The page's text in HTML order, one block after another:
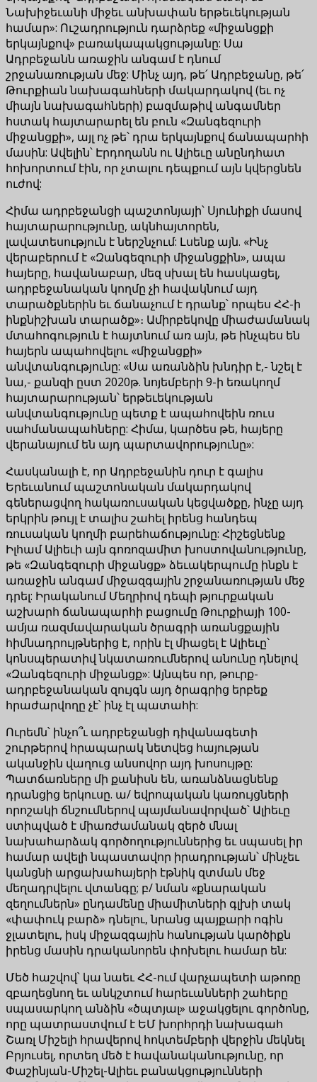
Նախիջեւանի միջեւ անխափան երթեւեկության
համար»: Ուշադրություն դարձրեք «միջանցքի
երկայնքով» բառակապակցությանը: Սա
Ադրբեջանն առաջին անգամ է դնում
շրջանառության մեջ: Մինչ այդ, թե՛ Ադրբեջանը, թե՛
Թուրքիան նախագահների մակարդակով (եւ ոչ
միայն նախագահների) բազմաթիվ անգամներ
հստակ հայտարարել են բուն «Զանգեզուրի
միջանցքի», այլ ոչ թե՝ դրա երկայնքով ճանապարհի
մասին: Ավելին՝ Էրդողանն ու Ալիեւը անընդհատ
հոխորտում էին, որ չտալու դեպքում այն կվերցնեն
ուժով:
Հիմա ադրբեջանցի պաշտոնյայի՝ Սյունիքի մասով
հայտարարությունը, ակնհայտորեն,
լավատեսություն է ներշնչում: Լսենք այն. «Ինչ
վերաբերում է «Զանգեզուրի միջանցքին», ապա
հայերը, հավանաբար, մեզ սխալ են հասկացել,
ադրբեջանական կողմը չի հավակնում այդ
տարածքներին եւ ճանաչում է դրանք՝ որպես ՀՀ-ի
ինքնիշխան տարածք»։ Ամիրբեկովը միաժամանակ
մտահոգություն է հայտնում առ այն, թե ինչպես են
հայերն ապահովելու «միջանցքի»
անվտանգությունը: «Սա առանձին խնդիր է,- նշել է
նա,- քանզի ըստ 2020թ. նոյեմբերի 9-ի եռակողմ
հայտարարության՝ երթեւեկության
անվտանգությունը պետք է ապահովեին ռուս
սահմանապահները: Հիմա, կարծես թե, հայերը
վերանայում են այդ պարտավորությունը»:
Հասկանալի է, որ Ադրբեջանին դուր է գալիս
Երեւանում պաշտոնական մակարդակով
գեներացվող հակառուսական կեցվածքը, ինչը այդ
երկրին թույլ է տալիս շահել իրենց հանդեպ
ռուսական կողմի բարեհաճությունը: Հիշեցնենք
Իլհամ Ալիեւի այն գոռոզամիտ խոստովանությունը,
թե «Զանգեզուրի միջանցք» ձեւակերպումը ինքն է
առաջին անգամ միջազգային շրջանառության մեջ
դրել: Իրականում Մեղրիով դեպի թյուրքական
աշխարհ ճանապարհի բացումը Թուրքիայի 100-
ամյա ռազմավարական ծրագրի առանցքային
հիմնադրույթներից է, որին էլ միացել է Ալիեւը՝
կոնսպերատիվ նկատառումներով անունը դնելով
«Զանգեզուրի միջանցք»: Այնպես որ, թուրք-
ադրբեջանական զույգն այդ ծրագրից երբեք
հրաժարվողը չէ՝ ինչ էլ պատահի:
Ուրեմն՝ ինչո՞ւ ադրբեջանցի դիվանագետի
շուրթերով հրապարակ նետվեց հայության
ականջին վաղուց անսովոր այդ խոսույթը:
Պատճառները մի քանիսն են, առանձնացնենք
դրանցից երկուսը. ա/ եվրոպական կառույցների
որոշակի ճնշումներով պայմանավորված՝ Ալիեւը
ստիպված է միառժամանակ զերծ մնալ
նախահարձակ գործողություններից եւ սպասել իր
համար ավելի նպաստավոր իրադրության՝ մինչեւ
կանցնի արցախահայերի էթնիկ զտման մեջ
մեղադրվելու վտանգը; բ/ նման «քնարական
զեղումներն» ընդամենը միամիտների գլխի տակ
«փափուկ բարձ» դնելու, նրանց պայքարի ոգին
ջլատելու, իսկ միջազգային հանության կարծիքն
իրենց մասին դրականորեն փոխելու համար են:
Մեծ հաշվով՝ կա նաեւ ՀՀ-ում վարչապետի աթոռը
զբաղեցնող եւ անկշտում հարեւանների շահերը
սպասարկող անձին «ծպտյալ» աջակցելու գործոնը,
որը պատրաստվում է ԵՄ խորհրդի նախագահ
Շառլ Միշելի հրավերով հոկտեմբերի վերջին մեկնել
Բրյուսել, որտեղ մեծ է հավանականությունը, որ
Փաշինյան-Միշել-Ալիեւ բանակցությունների